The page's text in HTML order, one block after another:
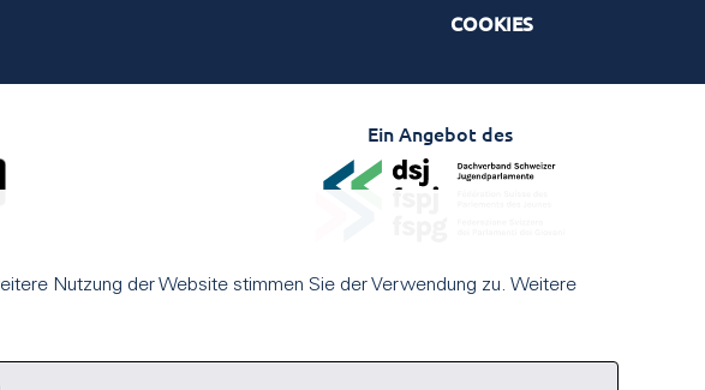
COOKIES
Ein Angebot des
Nutzung der Website stimmen Sie der Verwendung zu. Weitere